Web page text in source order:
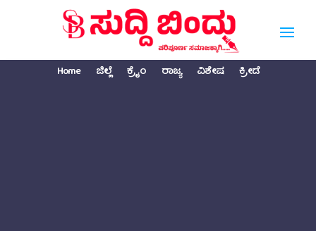
Home ಜಿಲ್ಲೆ ಕ್ರೈಂ ರಾಜ್ಯ ವಿಶೇಷ ಕ್ರೀಡೆ